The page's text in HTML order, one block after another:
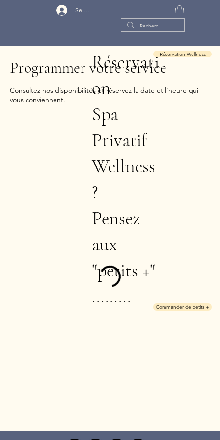
Se connecter
Programmer votre service
Consultez nos disponibilités et réservez la date et l'heure qui
vous conviennent.
Réservati
on
Spa
Privatif
Wellness
?
Pensez
aux
"petits +"
.........
Réservation Wellness
Commander de petits +